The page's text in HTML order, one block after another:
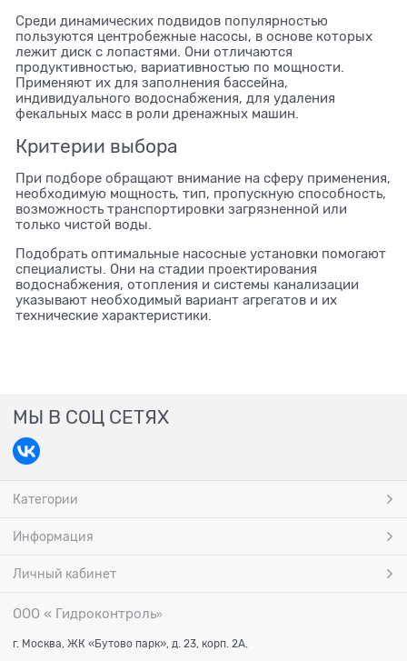
Среди динамических подвидов популярностью
пользуются центробежные насосы, в основе которых
лежит диск с лопастями. Они отличаются
продуктивностью, вариативностью по мощности.
Применяют их для заполнения бассейна,
индивидуального водоснабжения, для удаления
фекальных масс в роли дренажных машин.
Критерии выбора
При подборе обращают внимание на сферу применения,
необходимую мощность, тип, пропускную способность,
возможность транспортировки загрязненной или
только чистой воды.
Подобрать оптимальные насосные установки помогают
специалисты. Они на стадии проектирования
водоснабжения, отопления и системы канализации
указывают необходимый вариант агрегатов и их
технические характеристики.
МЫ В СОЦ СЕТЯХ
Категории
Информация
Личный кабинет
ООО « Гидроконтроль»
г. Москва, ЖК «Бутово парк», д. 23, корп. 2А.